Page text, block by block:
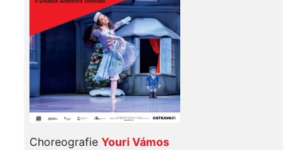
Choreografie Youri Vámos